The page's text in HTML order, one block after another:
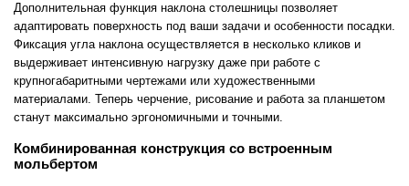
Дополнительная функция наклона столешницы позволяет
адаптировать поверхность под ваши задачи и особенности посадки.
Фиксация угла наклона осуществляется в несколько кликов и
выдерживает интенсивную нагрузку даже при работе с
крупногабаритными чертежами или художественными
материалами. Теперь черчение, рисование и работа за планшетом
станут максимально эргономичными и точными.
Комбинированная конструкция со встроенным
мольбертом